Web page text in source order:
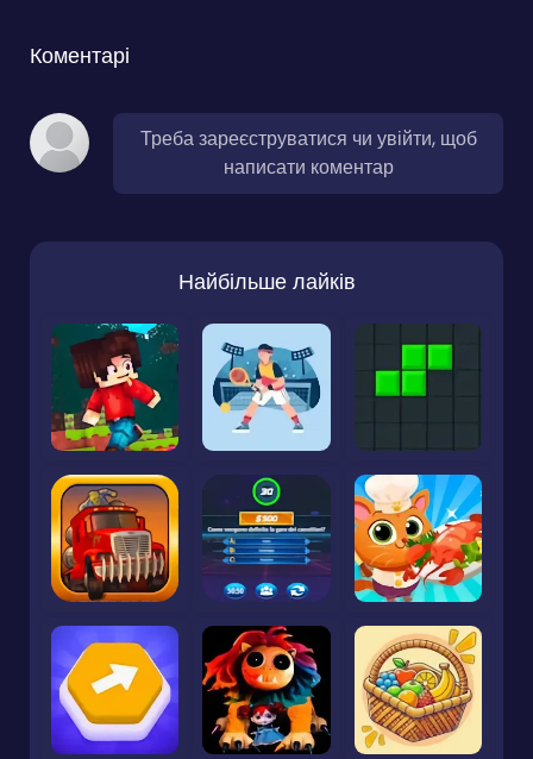
Коментарі
Треба зареєструватися чи увійти, щоб
написати коментар
Найбільше лайків